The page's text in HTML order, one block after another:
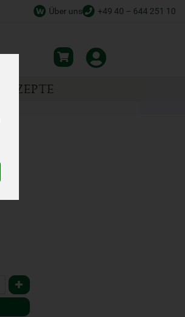
+49 40 – 644 251 10
Über uns
REZEPTE